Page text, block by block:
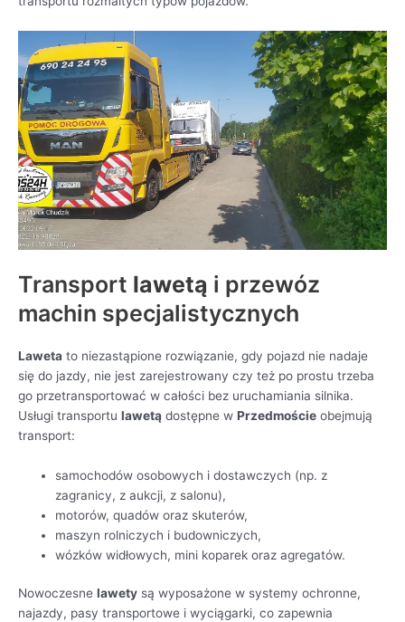
Transport lawetą i przewóz
machin specjalistycznych
Laweta to niezastąpione rozwiązanie, gdy pojazd nie nadaje
się do jazdy, nie jest zarejestrowany czy też po prostu trzeba
go przetransportować w całości bez uruchamiania silnika.
Usługi transportu lawetą dostępne w Przedmoście obejmują
transport:
samochodów osobowych i dostawczych (np. z
zagranicy, z aukcji, z salonu),
motorów, quadów oraz skuterów,
maszyn rolniczych i budowniczych,
wózków widłowych, mini koparek oraz agregatów.
Nowoczesne lawety są wyposażone w systemy ochronne,
najazdy, pasy transportowe i wyciągarki, co zapewnia